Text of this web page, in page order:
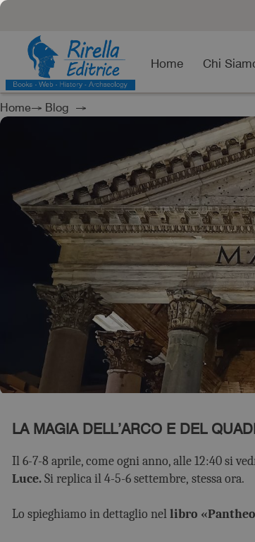
Home Chi
Home→ Blog →
LA MAGIA DELL’ARCO E DEL
Il 6-7-8 aprile, come ogni anno, alle 12:40 si
Luce.Si replica il 4-5-6 settembre, stessa ora.
Lo spieghiamo in dettaglio nellibro